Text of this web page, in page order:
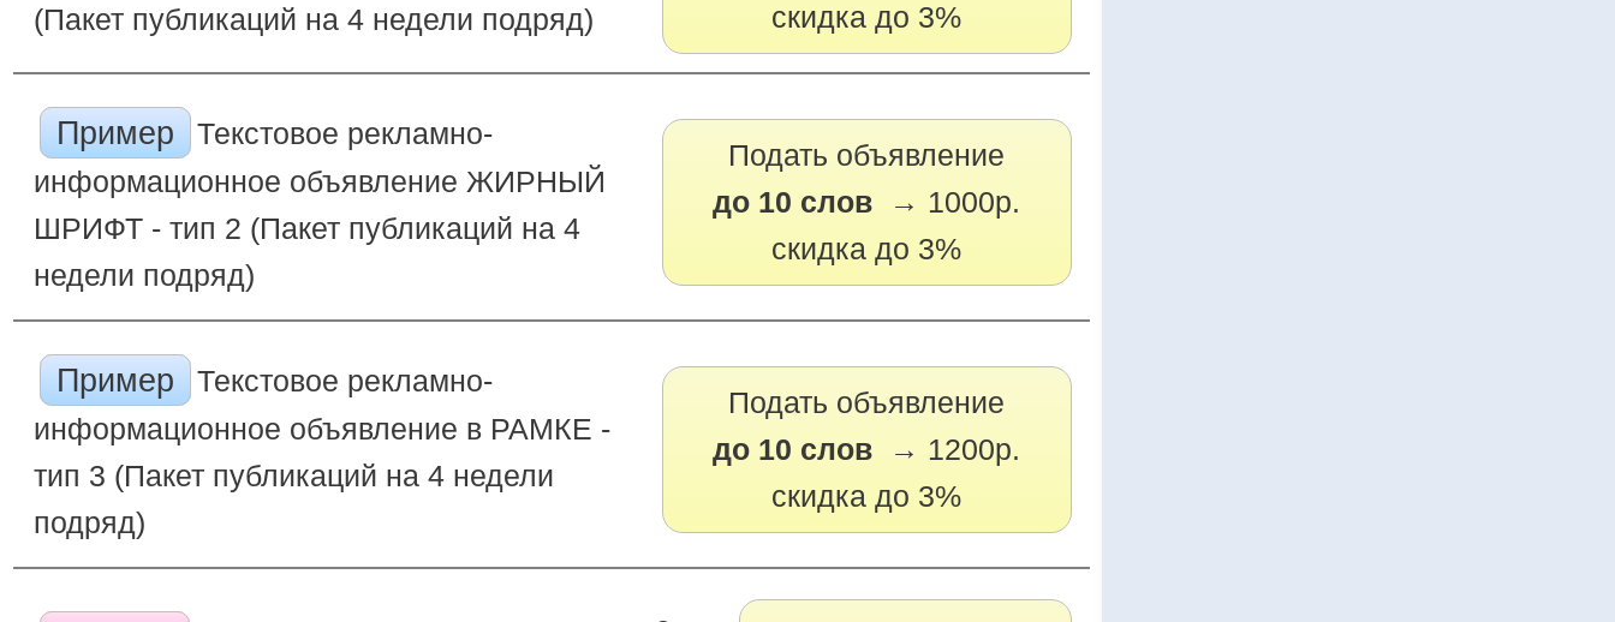
(Пакет публикаций на 4 недели подряд)
скидка до 3%
Пример
Текстовое рекламно-
информационное объявление ЖИРНЫЙ
ШРИФТ - тип 2 (Пакет публикаций на 4
недели подряд)
Подать объявление
до 10 слов → 1000р.
скидка до 3%
Пример
Текстовое рекламно-
информационное объявление в РАМКЕ -
тип 3 (Пакет публикаций на 4 недели
подряд)
Подать объявление
до 10 слов → 1200р.
скидка до 3%